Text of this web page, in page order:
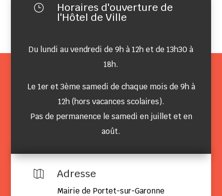
} Horaires d'ouverture de
l'Hôtel de Ville
Du lundi au vendredi de 9h à 12h et de 13h30 à
18h.
Le 1er et 3ème samedi de chaque mois de 9h à
12h (hors vacances scolaires).
Pas de permanence le samedi en juillet et en
août.
 Adresse
Mairie de Portet-sur-Garonne